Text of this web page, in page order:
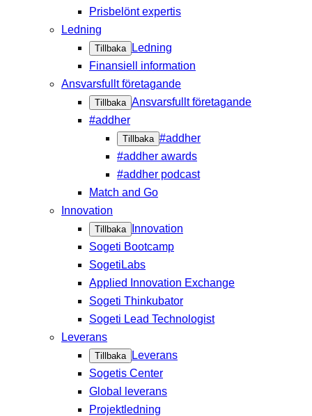
Prisbelönt expertis
Ledning
Tillbaka
Ledning
Finansiell information
Ansvarsfullt företagande
Tillbaka Ansvarsfullt företagande
#addher
Tillbaka #addher
#addher awards
#addher podcast
Match and Go
Innovation
Tillbaka
Innovation
Sogeti Bootcamp
SogetiLabs
Applied Innovation Exchange
Sogeti Thinkubator
Sogeti Lead Technologist
Leverans
Tillbaka
Leverans
Sogetis Center
Global leverans
Projektledning